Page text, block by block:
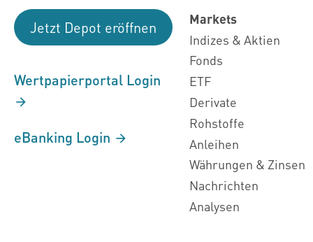
Jetzt Depot eröffnen
Wertpapierportal Login
eBanking Login
Markets
Indizes & Aktien
Fonds
ETF
Derivate
Rohstoffe
Anleihen
Währungen & Zinsen
Nachrichten
Analysen